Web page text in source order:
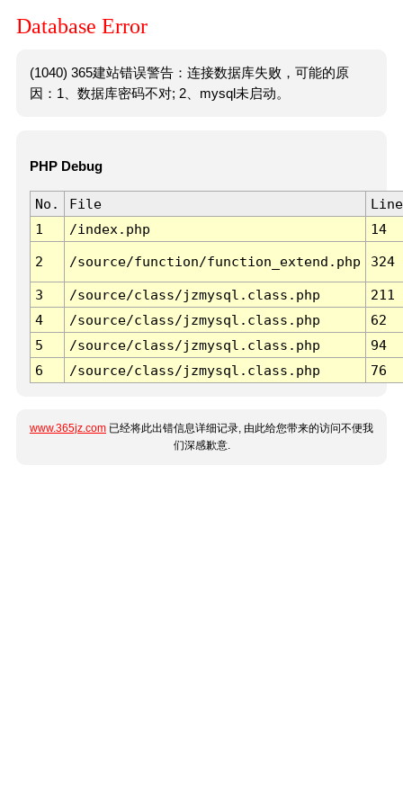
Database Error
(1040) 365建站错误警告：连接数据库失败，可能的原
因：1、数据库密码不对; 2、mysql未启动。
PHP Debug
No. File
Line
1
/index.php 14
2 /source/function/function_extend.php 324
3 /source/class/jzmysql.class.php
211
4
/source/class/jzmysql.class.php
62
5
/source/class/jzmysql.class.php
94
6
/source/class/jzmysql.class.php 76
www.365jz.com 已经将此出错信息详细记录, 由此给您带来的访问不便我
们深感歉意.